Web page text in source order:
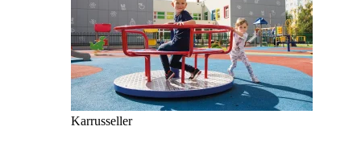
Karrusseller